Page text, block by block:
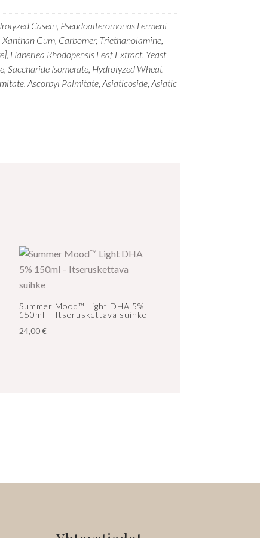
Casein, Pseudoalteromonas Ferment
Gum, Carbomer, Triethanolamine,
Haberlea Rhodopensis Leaf Extract, Yeast
Saccharide Isomerate, Hydrolyzed Wheat
Ascorbyl Palmitate, Asiaticoside, Asiatic
Summer Mood™ Light DHA 5%
150ml – Itseruskettava suihke
24,00€